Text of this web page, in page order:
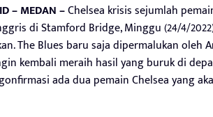
– MEDAN –Chelsea krisis sejumlah
di Stamford Bridge, Minggu (24/4/
The Blues baru saja dipermalukan oleh
kembali meraih hasil yang buruk di
ada dua pemain Chelsea yang